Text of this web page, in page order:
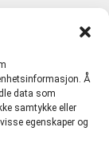
Å
data som
samtykke eller
egenskaper og